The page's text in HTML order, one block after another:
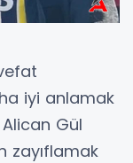
iyi anlamak
Gül
zayıflamak